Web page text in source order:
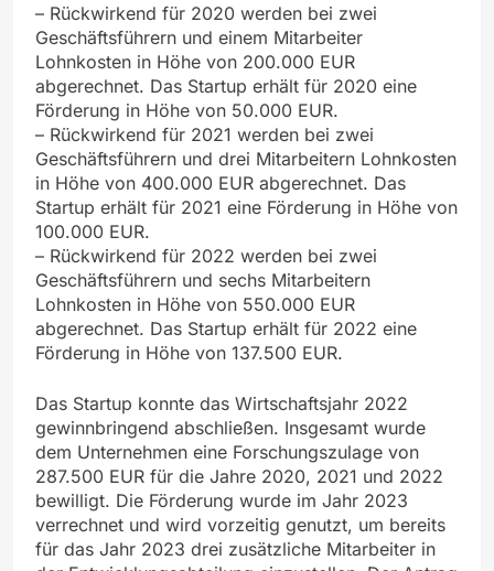
– Rückwirkend für 2020 werden bei zwei
Geschäftsführern und einem Mitarbeiter
Lohnkosten in Höhe von 200.000 EUR
abgerechnet. Das Startup erhält für 2020 eine
Förderung in Höhe von 50.000 EUR.
– Rückwirkend für 2021 werden bei zwei
Geschäftsführern und drei Mitarbeitern Lohnkosten
in Höhe von 400.000 EUR abgerechnet. Das
Startup erhält für 2021 eine Förderung in Höhe von
100.000 EUR.
– Rückwirkend für 2022 werden bei zwei
Geschäftsführern und sechs Mitarbeitern
Lohnkosten in Höhe von 550.000 EUR
abgerechnet. Das Startup erhält für 2022 eine
Förderung in Höhe von 137.500 EUR.
Das Startup konnte das Wirtschaftsjahr 2022
gewinnbringend abschließen. Insgesamt wurde
dem Unternehmen eine Forschungszulage von
287.500 EUR für die Jahre 2020, 2021 und 2022
bewilligt. Die Förderung wurde im Jahr 2023
verrechnet und wird vorzeitig genutzt, um bereits
für das Jahr 2023 drei zusätzliche Mitarbeiter in